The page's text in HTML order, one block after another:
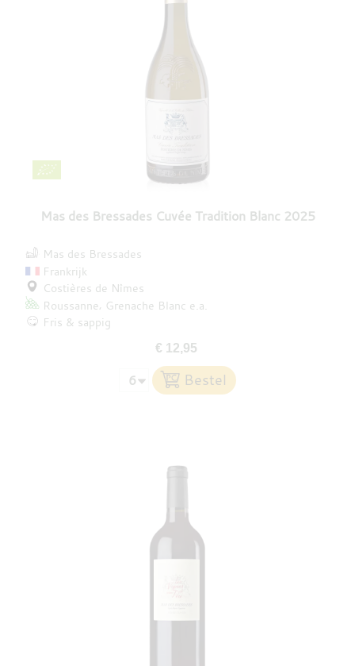
Mas des Bressades Cuvée Tradition Blanc 2025
Mas des Bressades
Frankrijk
Costières de Nîmes
Roussanne
Grenache Blanc e.a.
Fris & sappig
€ 12,95